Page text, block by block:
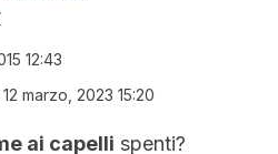
12:43
12 marzo, 2023 15:20
ai capelli spenti?